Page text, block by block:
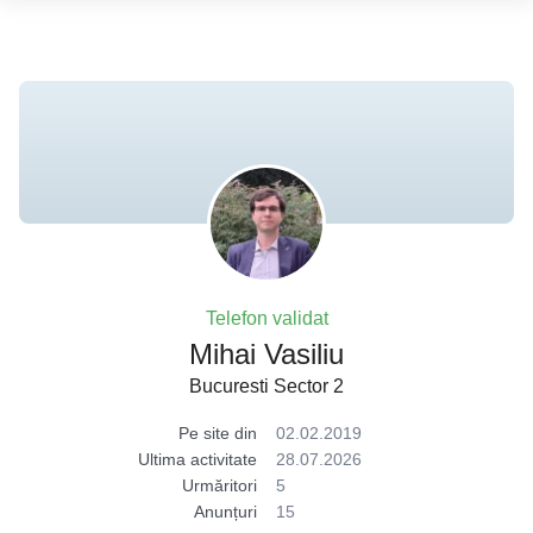
Telefon validat
Mihai Vasiliu
Bucuresti Sector 2
Pe site din
02.02.2019
Ultima activitate
28.07.2026
Urmăritori
5
Anunțuri
15